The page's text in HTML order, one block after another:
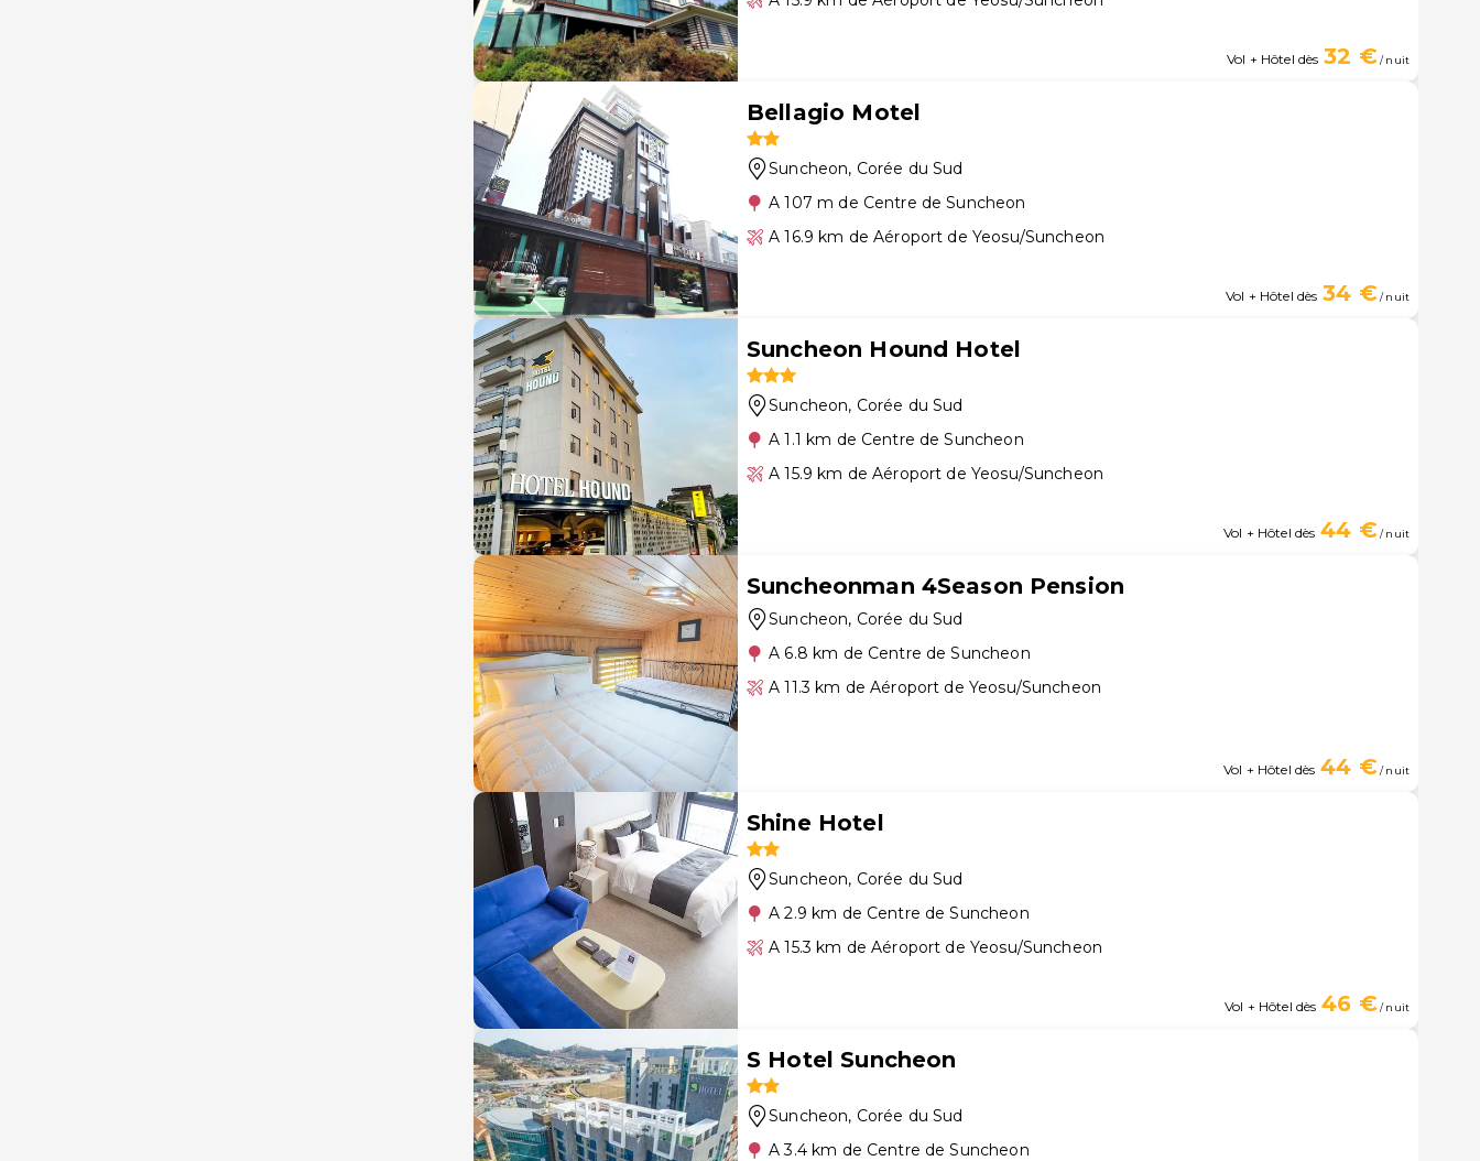
Vol + Hôtel dès 32 €/ nuit
Bellagio Motel
Suncheon, Corée du Sud
A 107 m de Centre de Suncheon
A 16.9 km de Aéroport de Yeosu/Suncheon
Vol + Hôtel dès 34 €/ nuit
Suncheon Hound Hotel
Suncheon, Corée du Sud
A 1.1 km de Centre de Suncheon
A 15.9 km de Aéroport de Yeosu/Suncheon
Vol + Hôtel dès 44 €/ nuit
Suncheonman 4Season Pension
Suncheon, Corée du Sud
A 6.8 km de Centre de Suncheon
A 11.3 km de Aéroport de Yeosu/Suncheon
Vol + Hôtel dès 44 €/ nuit
Shine Hotel
Suncheon, Corée du Sud
A 2.9 km de Centre de Suncheon
A 15.3 km de Aéroport de Yeosu/Suncheon
Vol + Hôtel dès 46 €/ nuit
S Hotel Suncheon
Suncheon, Corée du Sud
A 3.4 km de Centre de Suncheon